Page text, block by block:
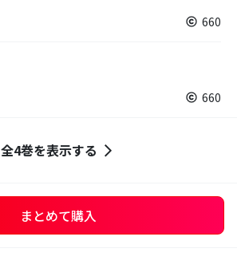
660
660
全4巻を表示する
まとめて購入